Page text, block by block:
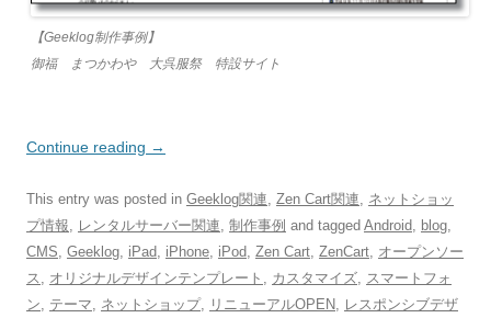
【Geeklog制作事例】
御福 まつかわや 大呉服祭 特設サイト
Continue reading →
This entry was posted in Geeklog関連, Zen Cart関連, ネットショッ
プ情報, レンタルサーバー関連, 制作事例 and tagged Android, blog,
CMS, Geeklog, iPad, iPhone, iPod, Zen Cart, ZenCart, オープンソー
ス , オリジナルデザインテンプレート , カスタマイズ, スマートフォ
ン, テーマ, ネットショップ, リニューアルOPEN, レスポンシブデザ